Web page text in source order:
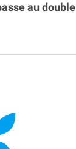
au double